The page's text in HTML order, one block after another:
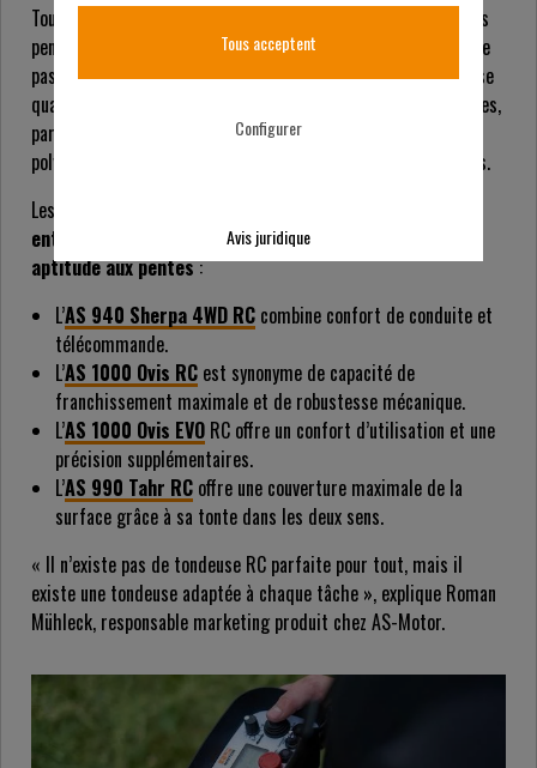
Toute personne travaillant de manière professionnelle sur des
pentes, des talus ou des terrains accidentés sait qu’il n’existe
pas deux terrains identiques. C’est pourquoi AS-Motor propose
quatre tondeuses à gazon haute performance télécommandées,
parfaitement adaptées à différentes exigences, des modèles
polyvalents aux modèles spécialisés pour les pentes extrêmes.
Les modèles se distinguent principalement par leur
entraînement, leur plateau de coupe, leur poids et leur
aptitude aux pentes:
L’AS 940 Sherpa 4WD RC combine confort de conduite et
télécommande.
L’AS 1000 Ovis RC est synonyme de capacité de
franchissement maximale et de robustesse mécanique.
L’AS 1000 Ovis EVO RC offre un confort d’utilisation et une
précision supplémentaires.
L’AS 990 Tahr RC offre une couverture maximale de la
surface grâce à sa tonte dans les deux sens.
« Il n’existe pas de tondeuse RC parfaite pour tout, mais il
existe une tondeuse adaptée à chaque tâche », explique Roman
Mühleck, responsable marketing produit chez AS-Motor.
Tous acceptent
Configurer
Avis juridique